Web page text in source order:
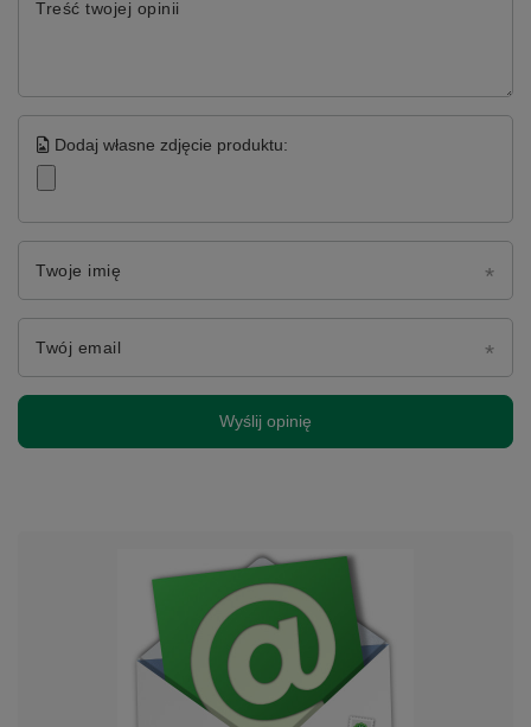
Treść twojej opinii
Dodaj własne zdjęcie produktu:
Twoje imię
Twój email
Wyślij opinię